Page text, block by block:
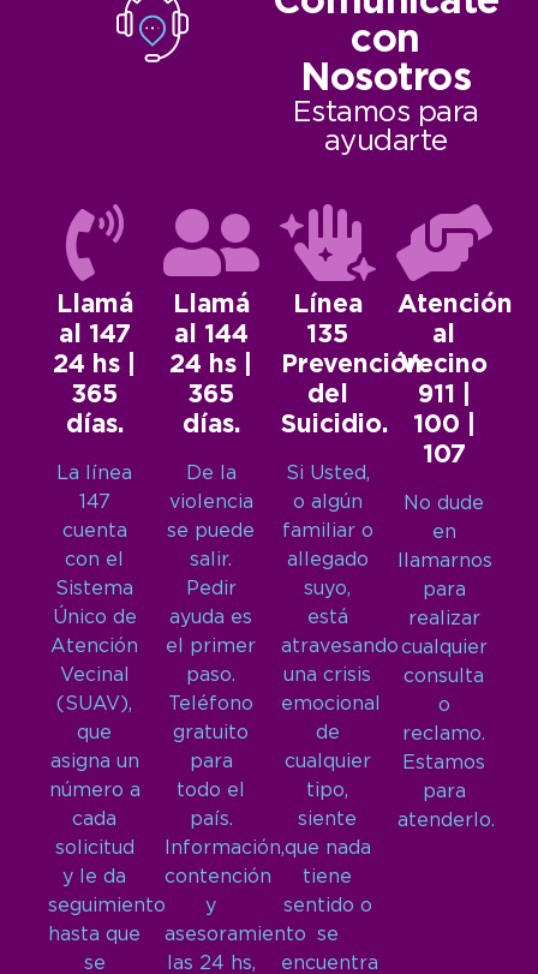
con
Nosotros
Estamos para
ayudarte
Llamá
al 147
24 hs |
365
días.
La línea
147
cuenta
con el
Sistema
Único de
Atención
Vecinal
(SUAV),
que
asigna un
número a
cada
solicitud
y le da
seguimiento
hasta que
se
Llamá
al 144
24 hs |
365
días.
De la
violencia
se puede
salir.
Pedir
ayuda es
el primer
paso.
Teléfono
gratuito
para
todo el
país.
Información,
contención
y
asesoramiento
las 24 hs,
Línea
135
Prevención
del
Suicidio.
Si Usted,
o algún
familiar o
allegado
suyo,
está
atravesando
una crisis
emocional
de
cualquier
tipo,
siente
que nada
tiene
sentido o
se
encuentra
Atención
al
Vecino
911 |
100 |
107
No dude
en
llamarnos
para
realizar
cualquier
consulta
o
reclamo.
Estamos
para
atenderlo.